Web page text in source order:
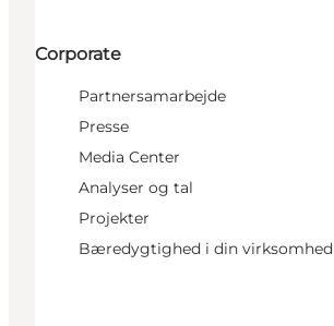
Corporate
Partnersamarbejde
Presse
Media Center
Analyser og tal
Projekter
Bæredygtighed i din virksomhed